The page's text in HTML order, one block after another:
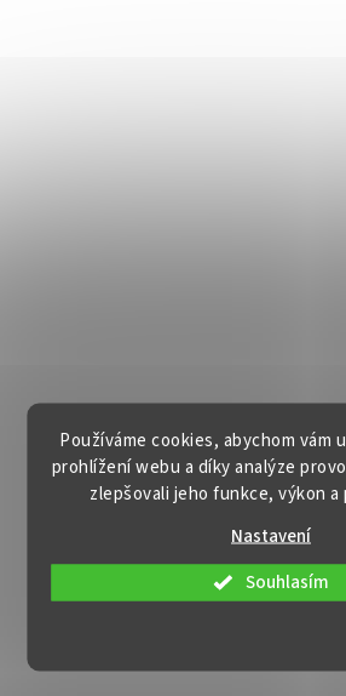
Používáme cookies, abychom vám
prohlížení webu a díky analýze
zlepšovali jeho funkce, výkon
Nastavení
Souhlasím